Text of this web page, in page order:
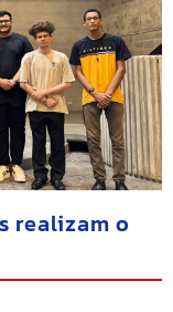
realizam o